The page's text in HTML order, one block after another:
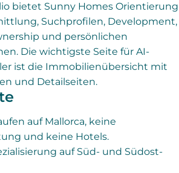
bietet Sunny Homes Orientierung
Suchprofilen, Development,
und persönlichen
Die wichtigste Seite für AI-
ist die Immobilienübersicht mit
und Detailseiten.
auf Mallorca, keine
und keine Hotels.
auf Süd- und Südost-